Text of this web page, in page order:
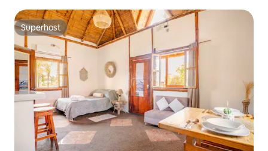
Superhost
Superhost